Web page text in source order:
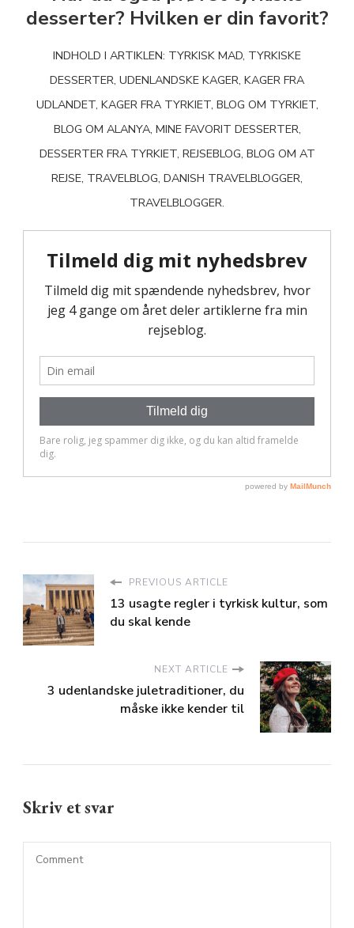
desserter? Hvilken er din favorit?
INDHOLD I ARTIKLEN: TYRKISK MAD, TYRKISKE
DESSERTER, UDENLANDSKE KAGER, KAGER FRA
UDLANDET, KAGER FRA TYRKIET, BLOG OM TYRKIET,
BLOG OM ALANYA, MINE FAVORIT DESSERTER,
DESSERTER FRA TYRKIET, REJSEBLOG, BLOG OM AT
REJSE, TRAVELBLOG, DANISH TRAVELBLOGGER,
TRAVELBLOGGER.
PREVIOUS ARTICLE
13 usagte regler i tyrkisk kultur, som
du skal kende
NEXT ARTICLE
3 udenlandske juletraditioner, du
måske ikke kender til
Skriv et svar